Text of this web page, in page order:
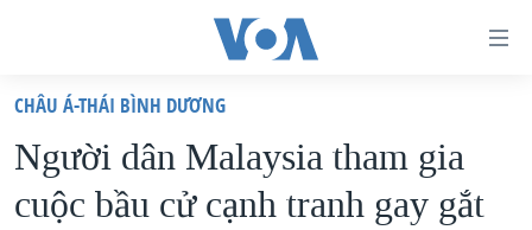
truy
cập
Tới
VIỆT NAM
HOA KỲ
CHÂU Á-THÁI BÌNH DƯƠNG
Người dân Malaysia tham gia
cuộc bầu cử cạnh tranh gay gắt